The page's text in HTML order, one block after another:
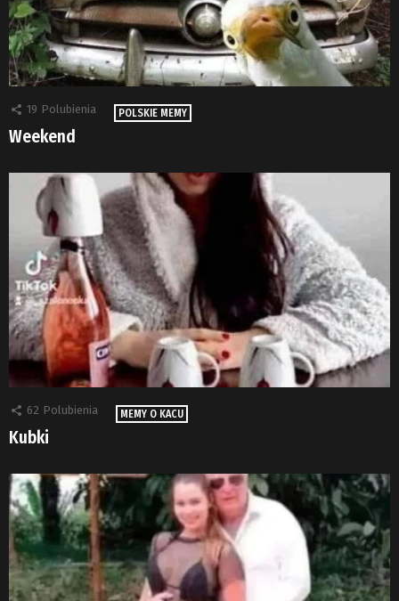
19 Polubienia POLSKIE MEMY
Weekend
62 Polubienia MEMY O KACU
Kubki